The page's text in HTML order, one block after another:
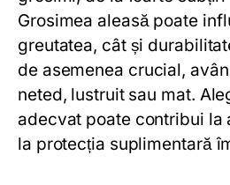
Grosimea aleasă poate
greutatea, cât și
de asemenea crucial,
neted, lustruit sau mat.
adecvat poate contribui la
la protecția suplimentară